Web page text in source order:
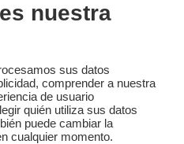
y política de privacidad
FAQ Blog Mapa del sitio
dirigido por Sooyoos
nuestra
sus datos
comprender a nuestra
de usuario
quién utiliza sus datos
puede cambiar la
cualquier momento.